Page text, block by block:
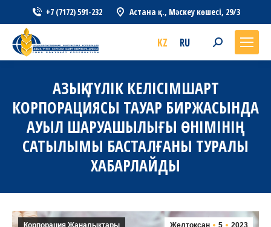
+7 (7172) 591-232 Астана қ., Мәскеу көшесі, 29/3
KZ RU Search:
АЗЫҚ-ТҮЛІК КЕЛІСІМШАРТ
КОРПОРАЦИЯСЫ ТАУАР БИРЖАСЫНДА
АУЫЛ ШАРУАШЫЛЫҒЫ ӨНІМІНІҢ
САТЫЛЫМЫ БАСТАЛҒАНЫ ТУРАЛЫ
ХАБАРЛАЙДЫ
Желтоқсан 5 2023
Корпорация Жаңалықтары